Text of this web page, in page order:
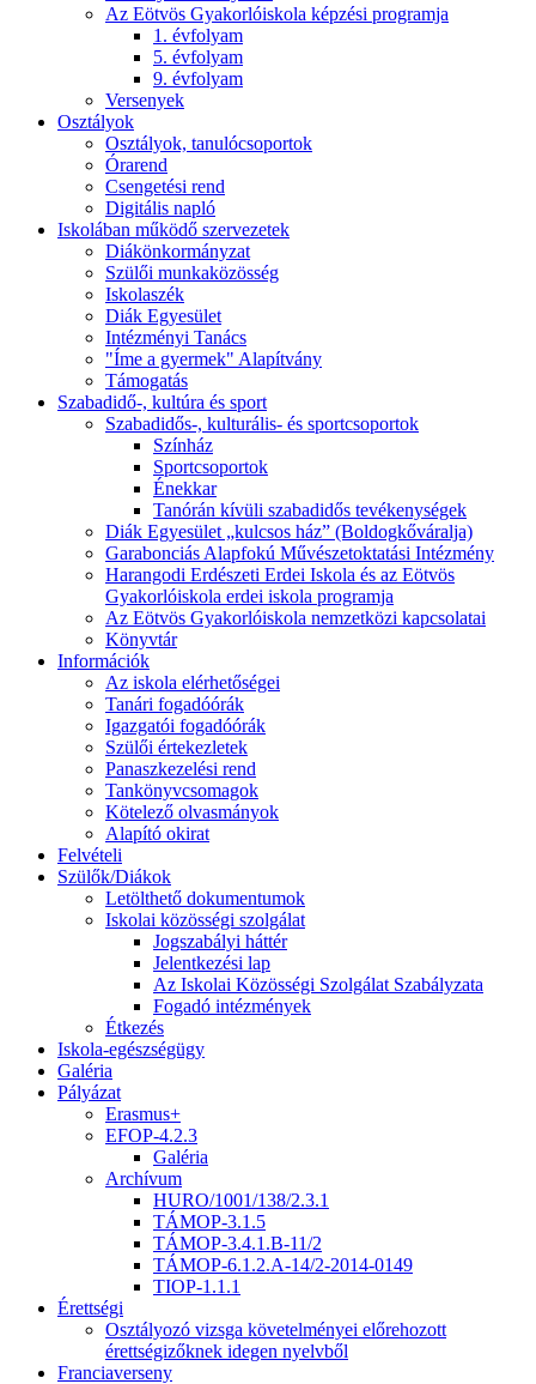
Az Eötvös Gyakorlóiskola képzési programja
1. évfolyam
5. évfolyam
9. évfolyam
Versenyek
Osztályok
Osztályok, tanulócsoportok
Órarend
Csengetési rend
Digitális napló
Iskolában működő szervezetek
Diákönkormányzat
Szülői munkaközösség
Iskolaszék
Diák Egyesület
Intézményi Tanács
"Íme a gyermek" Alapítvány
Támogatás
Szabadidő-, kultúra és sport
Szabadidős-, kulturális- és sportcsoportok
Színház
Sportcsoportok
Énekkar
Tanórán kívüli szabadidős tevékenységek
Diák Egyesület „kulcsos ház” (Boldogkőváralja)
Garabonciás Alapfokú Művészetoktatási Intézmény
Harangodi Erdészeti Erdei Iskola és az Eötvös
Gyakorlóiskola erdei iskola programja
Az Eötvös Gyakorlóiskola nemzetközi kapcsolatai
Könyvtár
Információk
Az iskola elérhetőségei
Tanári fogadóórák
Igazgatói fogadóórák
Szülői értekezletek
Panaszkezelési rend
Tankönyvcsomagok
Kötelező olvasmányok
Alapító okirat
Felvételi
Szülők/Diákok
Letölthető dokumentumok
Iskolai közösségi szolgálat
Jogszabályi háttér
Jelentkezési lap
Az Iskolai Közösségi Szolgálat Szabályzata
Fogadó intézmények
Étkezés
Iskola-egészségügy
Galéria
Pályázat
Erasmus+
EFOP-4.2.3
Galéria
Archívum
HURO/1001/138/2.3.1
TÁMOP-3.1.5
TÁMOP-3.4.1.B-11/2
TÁMOP-6.1.2.A-14/2-2014-0149
TIOP-1.1.1
Érettségi
Osztályozó vizsga követelményei előrehozott
érettségizőknek idegen nyelvből
Franciaverseny